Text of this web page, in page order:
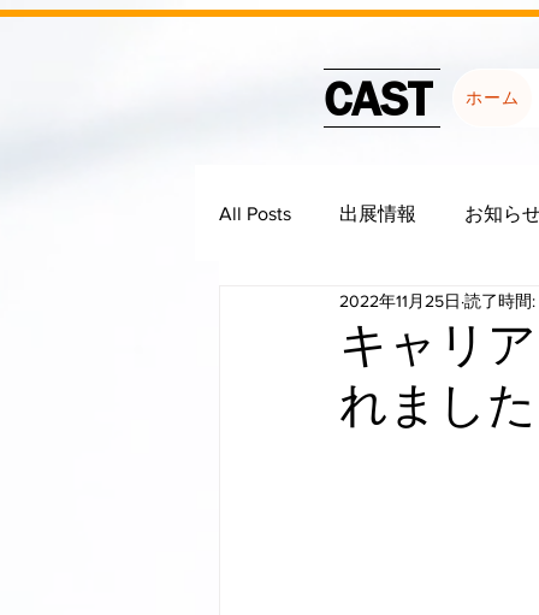
CAST ホーム
All Posts 出展情報 お知ら
キャリ
れました
2022年11月25日 読了時間: